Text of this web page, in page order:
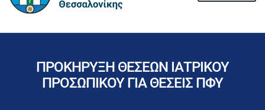
m
ΠΡΟΚΗΡΥΞΗ ΘΕΣΕΩΝ ΙΑΤΡΙΚΟΥ
ΠΡΟΣΩΠΙΚΟΥ ΓΙΑ ΘΕΣΕΙΣ ΠΦΥ